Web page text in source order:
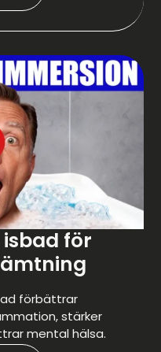
isbad för
förbättrar
stärker
mental hälsa.